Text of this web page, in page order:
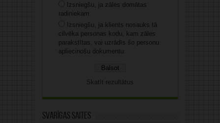
Izsniegšu, ja zāles domātas
radiniekam.
Izsniegšu, ja klients nosauks tā
cilvēka personas kodu, kam zāles
parakstītas, vai uzrādīs šo personu
apliecinošu dokumentu.
Skatīt rezultātus
Svarīgas saites